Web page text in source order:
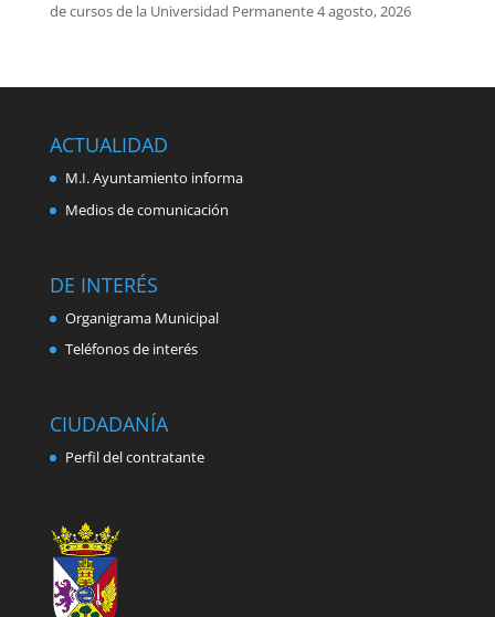
de cursos de la Universidad Permanente4 agosto, 2026
ACTUALIDAD
M.I. Ayuntamiento informa
Medios de comunicación
DE INTERÉS
Organigrama Municipal
Teléfonos de interés
CIUDADANÍA
Perfil del contratante